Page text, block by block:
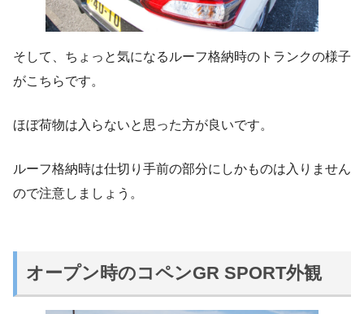
そして、ちょっと気になるルーフ格納時のトランクの様子
がこちらです。
ほぼ荷物は入らないと思った方が良いです。
ルーフ格納時は仕切り手前の部分にしかものは入りません
ので注意しましょう。
オープン時のコペンGR SPORT外観